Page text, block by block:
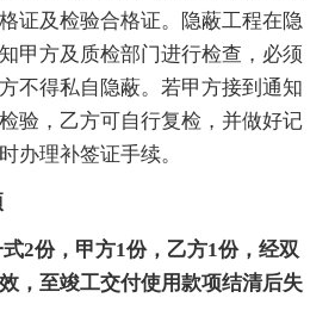
证及检验合格证。隐蔽工程在隐
甲方及质检部门进行检查，必须
不得私自隐蔽。若甲方接到通知
验，乙方可自行复检，并做好记
办理补签证手续。
2份，甲方1份，乙方1份，经双
，至竣工交付使用款项结清后失